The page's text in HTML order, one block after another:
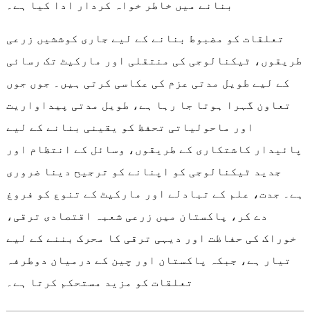
بنانے میں خاطر خواہ کردار ادا کیا ہے۔
تعلقات کو مضبوط بنانے کے لیے جاری کوششیں زرعی
طریقوں، ٹیکنالوجی کی منتقلی اور مارکیٹ تک رسائی
کے لیے طویل مدتی عزم کی عکاسی کرتی ہیں۔ جوں جوں
تعاون گہرا ہوتا جا رہا ہے، طویل مدتی پیداواریت
اور ماحولیاتی تحفظ کو یقینی بنانے کے لیے
پائیدار کاشتکاری کے طریقوں، وسائل کے انتظام اور
جدید ٹیکنالوجی کو اپنانے کو ترجیح دینا ضروری
ہے۔ جدت، علم کے تبادلے اور مارکیٹ کے تنوع کو فروغ
دے کر، پاکستان میں زرعی شعبہ اقتصادی ترقی،
خوراک کی حفاظت اور دیہی ترقی کا محرک بننے کے لیے
تیار ہے، جبکہ پاکستان اور چین کے درمیان دوطرفہ
تعلقات کو مزید مستحکم کرتا ہے۔